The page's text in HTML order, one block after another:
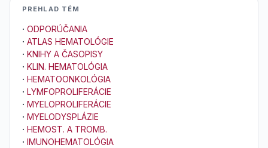
PREHLAD TÉM
· ODPORÚČANIA
· ATLAS HEMATOLÓGIE
· KNIHY A ČASOPISY
· KLIN. HEMATOLÓGIA
· HEMATOONKOLÓGIA
· LYMFOPROLIFERÁCIE
· MYELOPROLIFERÁCIE
· MYELODYSPLÁZIE
· HEMOST. A TROMB.
· IMUNOHEMATOLÓGIA